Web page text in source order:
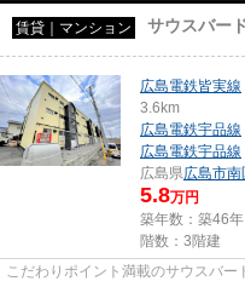
賃貸｜マンション サウスバー
広島電鉄皆実線
3.6km
広島電鉄宇品線
広島電鉄宇品線
広島県広島市南
5.8万円
築年数：築46年
階数：3階建
こだわりポイント満載のサウスバ